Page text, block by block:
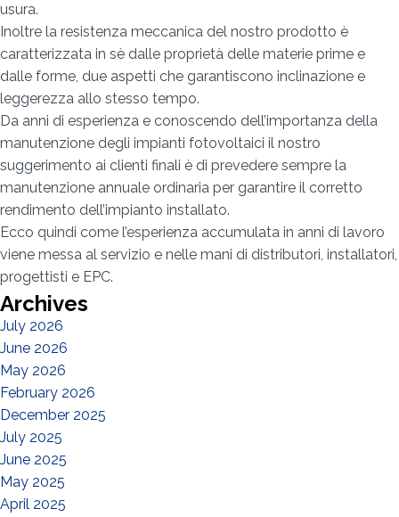
usura.
Inoltre la resistenza meccanica del nostro prodotto è
caratterizzata in sè dalle proprietà delle materie prime e
dalle forme, due aspetti che garantiscono inclinazione e
leggerezza allo stesso tempo.
Da anni di esperienza e conoscendo dell’importanza della
manutenzione degli impianti fotovoltaici il nostro
suggerimento ai clienti finali è di prevedere sempre la
manutenzione annuale ordinaria per garantire il corretto
rendimento dell’impianto installato.
Ecco quindi come l’esperienza accumulata in anni di lavoro
viene messa al servizio e nelle mani di distributori, installatori,
progettisti e EPC.
Archives
July 2026
June 2026
May 2026
February 2026
December 2025
July 2025
June 2025
May 2025
April 2025